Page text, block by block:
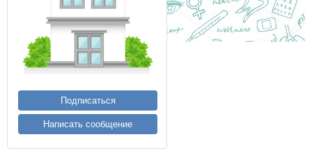
Подписаться
Написать сообщение